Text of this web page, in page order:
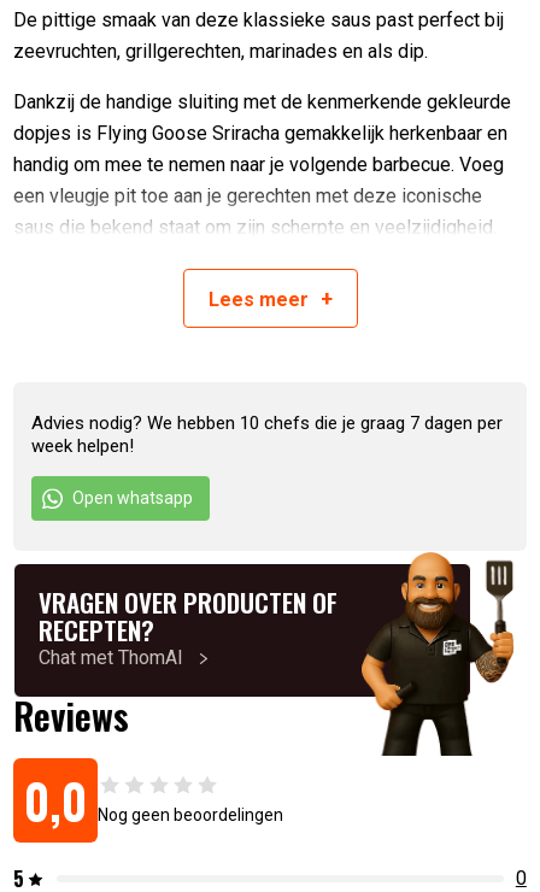
De pittige smaak van deze klassieke saus past perfect bij
zeevruchten, grillgerechten, marinades en als dip.
Dankzij de handige sluiting met de kenmerkende gekleurde
dopjes is Flying Goose Sriracha gemakkelijk herkenbaar en
handig om mee te nemen naar je volgende barbecue. Voeg
een vleugje pit toe aan je gerechten met deze iconische
saus die bekend staat om zijn scherpte en veelzijdigheid.
Inhoud: 200ml
Lees meer +
Advies nodig? We hebben 10 chefs die je graag 7 dagen per
week helpen!
Open whatsapp
VRAGEN OVER PRODUCTEN OF
RECEPTEN?
Chat met ThomAI
Reviews
0,0 Nog geen beoordelingen
5 0